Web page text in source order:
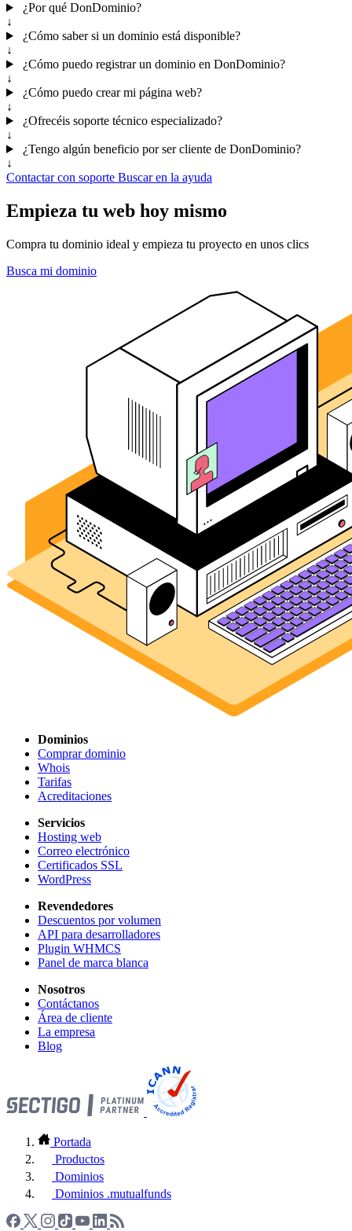
¿Por qué DonDominio?
↓
¿Cómo saber si un dominio está disponible?
↓
¿Cómo puedo registrar un dominio en DonDominio?
↓
¿Cómo puedo crear mi página web?
↓
¿Ofrecéis soporte técnico especializado?
↓
¿Tengo algún beneficio por ser cliente de DonDominio?
↓
Contactar con soporte Buscar en la ayuda
Empieza tu web hoy mismo
Compra tu dominio ideal y empieza tu proyecto en unos clics
Busca mi dominio
Dominios
Comprar dominio
Whois
Tarifas
Acreditaciones
Servicios
Hosting web
Correo electrónico
Certificados SSL
WordPress
Revendedores
Descuentos por volumen
API para desarrolladores
Plugin WHMCS
Panel de marca blanca
Nosotros
Contáctanos
Área de cliente
La empresa
Blog
Portada
Productos
Dominios
Dominios .mutualfunds